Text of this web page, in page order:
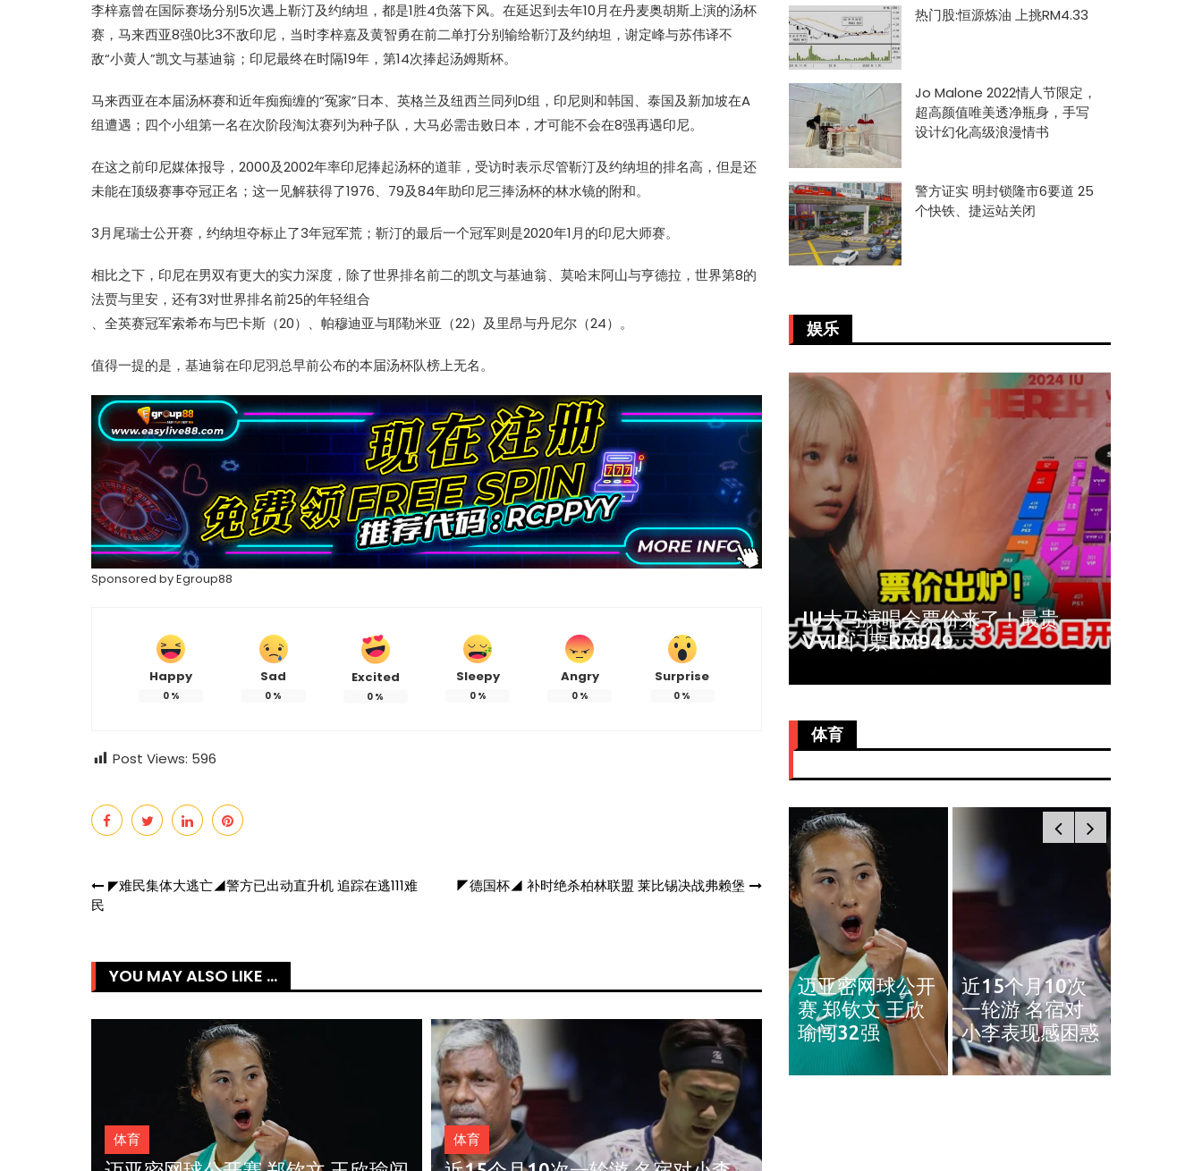
李梓嘉曾在国际赛场分别5次遇上靳汀及约纳坦，都是1胜4负落下风。在延迟到去年10月在丹麦奥胡斯上演的汤杯
赛，马来西亚8强0比3不敌印尼，当时李梓嘉及黄智勇在前二单打分别输给靳汀及约纳坦，谢定峰与苏伟译不
敌“小黄人”凯文与基迪翁；印尼最终在时隔19年，第14次捧起汤姆斯杯。
马来西亚在本届汤杯赛和近年痴痴缠的“冤家”日本、英格兰及纽西兰同列D组，印尼则和韩国、泰国及新加坡在A
组遭遇；四个小组第一名在次阶段淘汰赛列为种子队，大马必需击败日本，才可能不会在8强再遇印尼。
在这之前印尼媒体报导，2000及2002年率印尼捧起汤杯的道菲，受访时表示尽管靳汀及约纳坦的排名高，但是还
未能在顶级赛事夺冠正名；这一见解获得了1976、79及84年助印尼三捧汤杯的林水镜的附和。
3月尾瑞士公开赛，约纳坦夺标止了3年冠军荒；靳汀的最后一个冠军则是2020年1月的印尼大师赛。
相比之下，印尼在男双有更大的实力深度，除了世界排名前二的凯文与基迪翁、莫哈末阿山与亨德拉，世界第8的
法贾与里安，还有3对世界排名前25的年轻组合
、全英赛冠军索希布与巴卡斯（20）、帕穆迪亚与耶勒米亚（22）及里昂与丹尼尔（24）。
值得一提的是，基迪翁在印尼羽总早前公布的本届汤杯队榜上无名。
Sponsored byEgroup88
Happy
0%
Sad
0 %
Excited
0 %
Sleepy
0%
Angry
0%
Surprise
0 %
Post Views: 596
Post
◤难民集体大逃亡◢警方已出动直升机 追踪在逃111难
民
◤德国杯◢ 补时绝杀柏林联盟 莱比锡决战弗赖堡
YOU MAY ALSO LIKE ...
体育 体育
热门股:恒源炼油 上挑RM4.33
Jo Malone 2022情人节限定，
超高颜值唯美透净瓶身，手写
设计幻化高级浪漫情书
警方证实 明封锁隆市6要道 25
个快铁、捷运站关闭
娱乐
肉骨茶“全世界最好吃”
VVIP门票RM949
周冬雨爆秀场耍大牌！拒与VIP合
影全程臭脸不配合
体育
迈亚密网球公开
瑜闯32强
近15个月10次
一轮游 名宿对
小李表现感困惑
奥斯汀网球赛｜
王雅繁袁悦会师
4强 中国锁定女
单4强门票